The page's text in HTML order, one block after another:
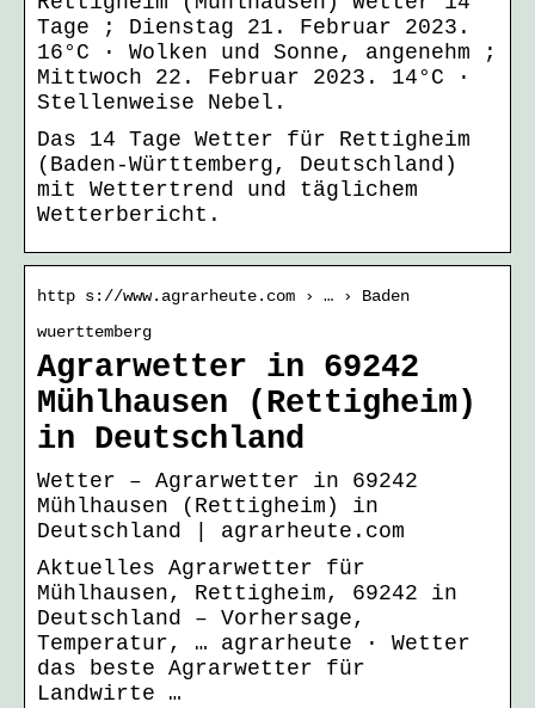
Tage ; Dienstag 21. Februar 2023.
16°C · Wolken und Sonne, angenehm ;
Mittwoch 22. Februar 2023. 14°C ·
Stellenweise Nebel.
Das 14 Tage Wetter für Rettigheim
(Baden-Württemberg, Deutschland)
mit Wettertrend und täglichem
Wetterbericht.
http s://www.agrarheute.com › … › Baden
wuerttemberg
Agrarwetter in 69242
Mühlhausen (Rettigheim)
in Deutschland
Wetter – Agrarwetter in 69242
Mühlhausen (Rettigheim) in
Deutschland | agrarheute.com
Aktuelles Agrarwetter für
Mühlhausen, Rettigheim, 69242 in
Deutschland – Vorhersage,
Temperatur, … agrarheute · Wetter
das beste Agrarwetter für
Landwirte …